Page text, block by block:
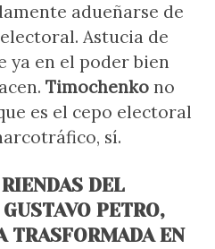
adueñarse de
Astucia de
ya en el poder bien
Timochenko no
es el cepo electoral
sí.
DEL
PETRO,
TRASFORMADA EN